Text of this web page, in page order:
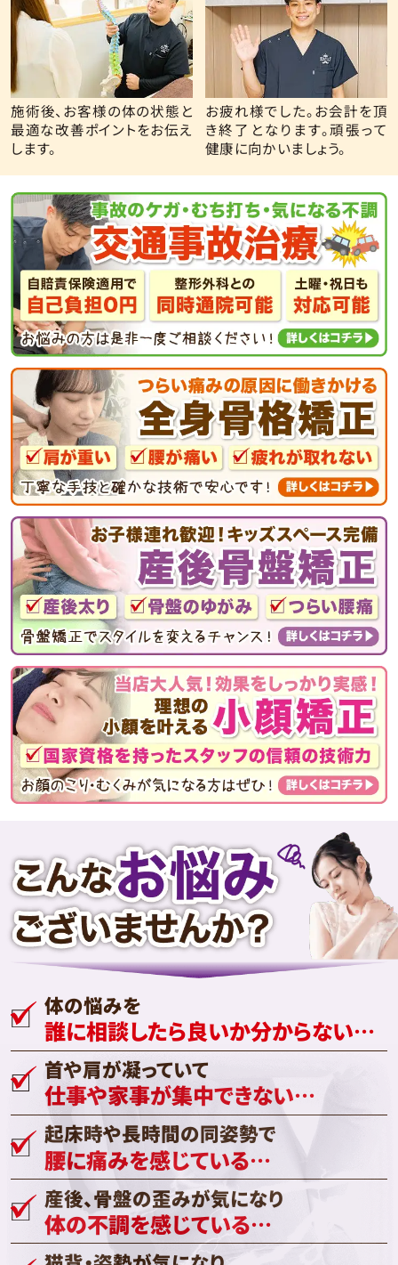
施術後、お客様の体の状態と
最適な改善ポイントをお伝え
します。
お疲れ様でした。お会計を頂
き終了となります。頑張って
健康に向かいましょう。
体の悩みを
誰に相談したら良いか分からない…
首や肩が凝っていて
仕事や家事が集中できない…
起床時や長時間の同姿勢で
腰に痛みを感じている…
産後、骨盤の歪みが気になり
体の不調を感じている…